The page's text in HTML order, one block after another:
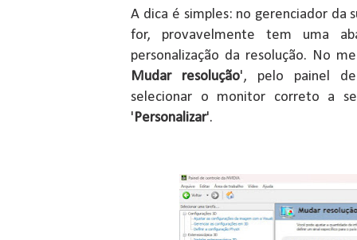
A dica é simples: no gerenciador da
for, provavelmente tem uma
personalização da resolução. No
Mudar resolução', pelo painel
selecionar o monitor correto a
'Personalizar'.